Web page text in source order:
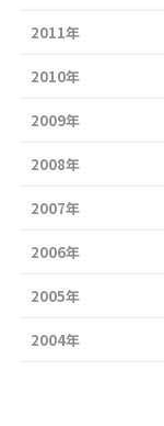
2011年
2010年
2009年
2008年
2007年
2006年
2005年
2004年